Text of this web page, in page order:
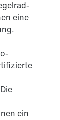
eine
ein